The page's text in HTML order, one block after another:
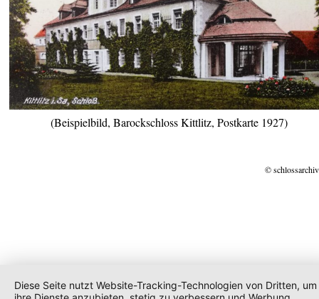
(Beispielbild, Barockschloss Kittlitz, Postkarte 1927)
©
Diese Seite nutzt Website-Tracking-Technologien von Dritten, um